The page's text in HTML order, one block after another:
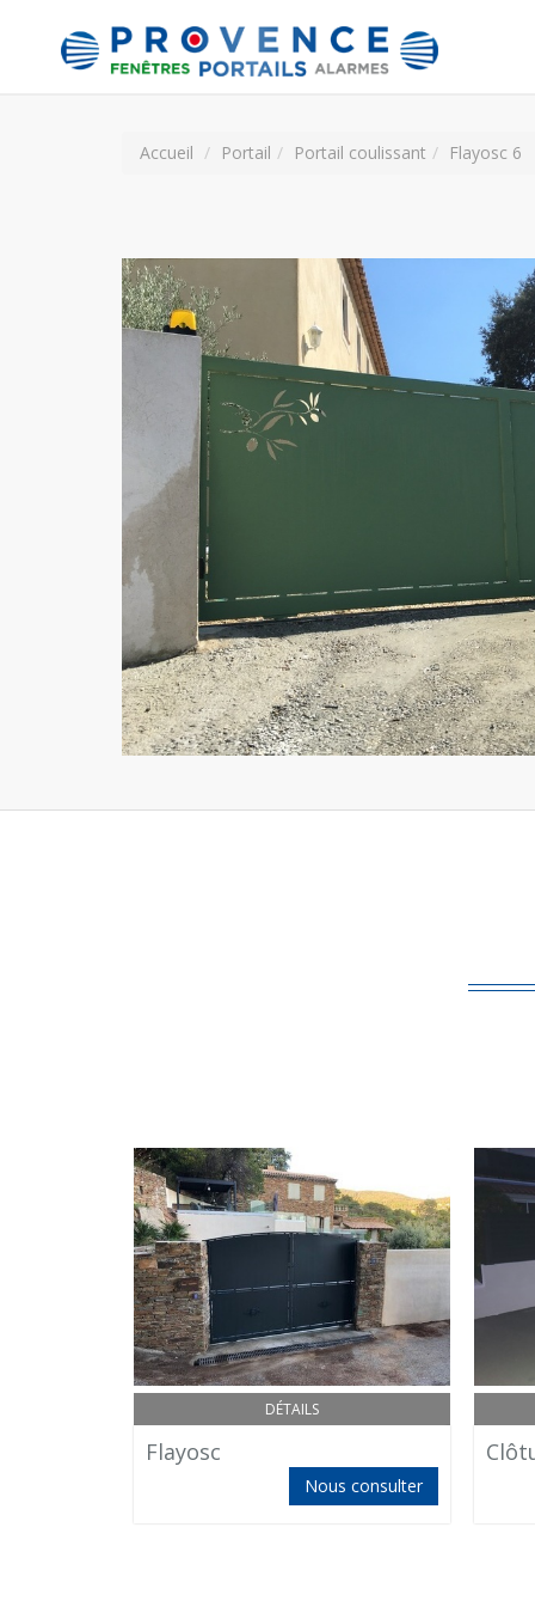
Accueil Portail Portail coulissant Flayosc 6
DÉTAILS
Flayosc
Nous consulter